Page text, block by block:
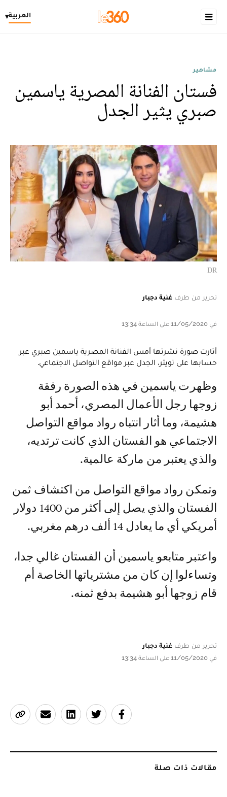
العربية▾
مشاهير
فستان الفنانة المصرية ياسمين
صبري يثير الجدل
DR
تحرير من طرف غنية دجبار
في 11/05/2020 على الساعة 13:34
أثارت صورة نشرتها أمس الفنانة المصرية ياسمين صبري عبر
حسابها على تويتر، الجدل عبر مواقع التواصل الاجتماعي.
وظهرت ياسمين في هذه الصورة رفقة
زوجها رجل الأعمال المصري، أحمد أبو
هشيمة، وما أثار انتباه رواد مواقع التواصل
الاجتماعي هو الفستان الذي كانت ترتديه،
والذي يعتبر من ماركة عالمية.
وتمكن رواد مواقع التواصل من اكتشاف ثمن
الفستان والذي يصل إلى أكثر من 1400 دولار
أمريكي أي ما يعادل 14 ألف درهم مغربي.
واعتبر متابعو ياسمين أن الفستان غالي جدا،
وتساءلوا إن كان من مشترياتها الخاصة أم
قام زوجها أبو هشيمة بدفع ثمنه.
تحرير من طرف غنية دجبار
في 11/05/2020 على الساعة 13:34
مقالات ذات صلة